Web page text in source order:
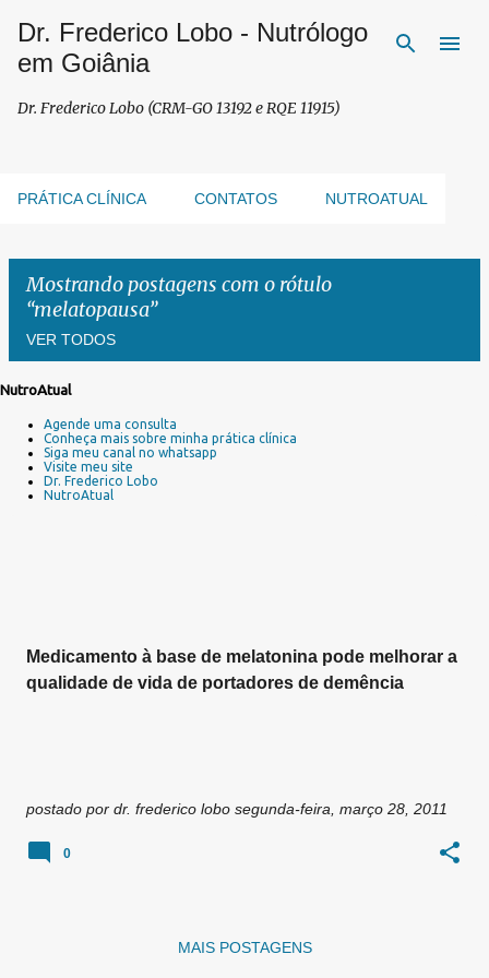
Pular para o conteúdo principal
Dr. Frederico Lobo - Nutrólogo
em Goiânia
Dr. Frederico Lobo (CRM-GO 13192 e RQE 11915)
PRÁTICA CLÍNICA CONTATOS NUTROATUAL
Mostrando postagens com o rótulo
melatopausa
VER TODOS
NutroAtual
Agende uma consulta
Conheça mais sobre minha prática clínica
Siga meu canal no whatsapp
Visite meu site
Dr. Frederico Lobo
NutroAtual
Medicamento à base de melatonina pode melhorar a
qualidade de vida de portadores de demência
postado por dr. frederico lobo segunda-feira, março 28, 2011
0
MAIS POSTAGENS